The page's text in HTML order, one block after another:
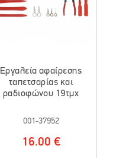
Εργαλεία αφαίρεσης
ταπετσαρίας και
ραδιοφώνου 19τμχ
001-37952
16.00 €